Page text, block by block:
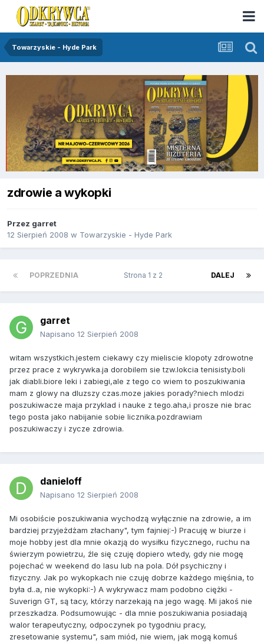
Towarzyskie - Hyde Park
zdrowie a wykopki
Przez garret
12 Sierpień 2008 w Towarzyskie - Hyde Park
POPRZEDNIA DALEJ
Strona 1 z 2
garret
Napisano 12 Sierpień 2008
witam wszystkich.jestem ciekawy czy mieliscie klopoty zdrowotne
przez prace z wykrywka.ja dorobilem sie tzw.lokcia tenisisty.boli
jak diabli.biore leki i zabiegi,ale z tego co wiem to poszukiwania
mam z glowy na dluzszy czas.moze jakies porady?niech mlodzi
poszukiwacze maja przyklad i nauke z tego.aha,i prosze nie brac
tego posta jako nabijanie sobie licznika.pozdrawiam
poszukiwaczy i zycze zdrowia.
danieloff
Napisano 12 Sierpień 2008
Mi osobiście poszukiwania wychodzą wyłącznie na zdrowie, a im
bardziej przyjeżdżam złachany", tym fajniej:-) Pracuję w biurze i
moje hobby jest dla mnie okazją do wysiłku fizycznego, ruchu na
świerzym powietrzu, źle się czuję dopiero wtedy, gdy nie mogę
pojechać w weekend do lasu lub na pola. Dół psychiczny i
fizyczny. Jak po wykopkach nie czuję dobrze każdego mięśnia, to
była d..a, nie wykopki:-) A wykrywacz mam podobno ciężki -
Suverign GT, są tacy, którzy narzekają na jego wagę. Mi jakoś nie
przeszkadza. Podsumowując - dla mnie poszukiwania posiadają
walor terapeutyczny, odpoczynek po tygodniu pracy,
zresetowanie systemu", sam miód, nie wiem, jak mogą komuś